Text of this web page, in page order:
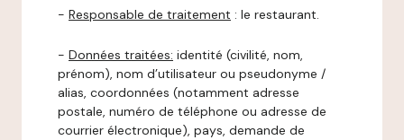
- Responsable de traitement : le restaurant.
- Données traitées: identité (civilité, nom,
prénom), nom d’utilisateur ou pseudonyme /
alias, coordonnées (notamment adresse
postale, numéro de téléphone ou adresse de
courrier électronique), pays, demande de